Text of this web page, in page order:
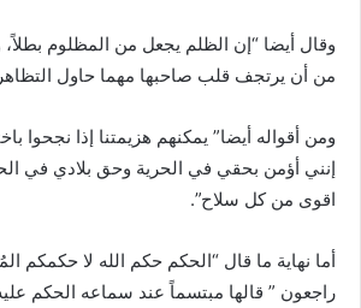
وقال أيضا “إن الظلم يجعل من المظلوم بطلاً،
من أن يرتجف قلب صاحبها مهما حاول التظاهر
ومن أقواله أيضا” يمكنهم هزيمتنا إذا نجحوا
إنني أؤمن بحقي في الحرية وحق بلادي في
اقوى من كل سلاح”.
أما نهاية ما قال “الحكم حكم الله لا حكمكم
راجعون ” قالها مبتسماً عند سماعه الحكم